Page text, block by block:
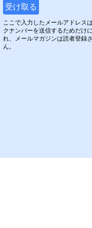
ここで入力したメールアドレス
クナンバーを送信するためだけ
れ、メールマガジンは読者登録
ん。